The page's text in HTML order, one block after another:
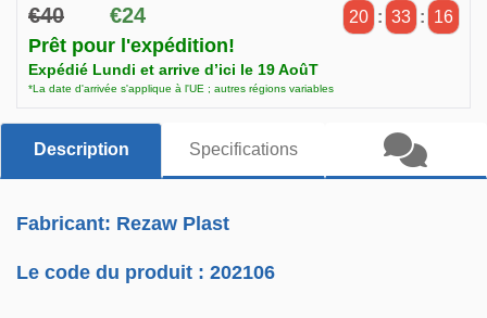
€40 €24 20 : 33 : 16
Prêt pour l'expédition!
Expédié Lundi et arrive d’ici le 19 AoûT
*La date d'arrivée s'applique à l'UE ; autres régions variables
Description Specifications
Fabricant: Rezaw Plast
Le code du produit :202106